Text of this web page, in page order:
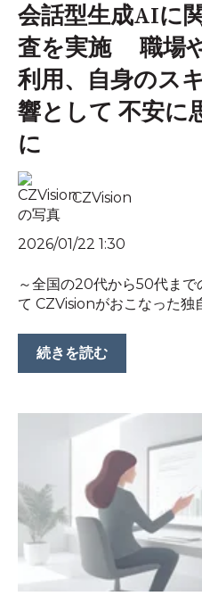
会話型生成AIに
査を実施 職場
利用、自身のス
響として 不安に
に
CZVision
2026/01/22 1:30
～全国の20代から50代まで
て CZVisionがおこなった独
続きを読む